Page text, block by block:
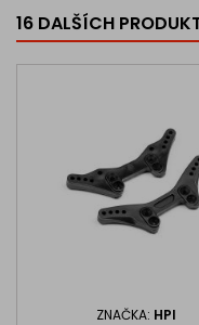
16 DALŠÍCH
ZNAČKA: HPI